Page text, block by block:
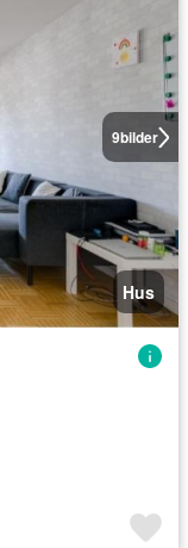
9bilder
Hus